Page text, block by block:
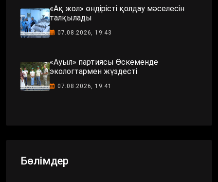
«Ақ жол» өндірісті қолдау мәселесін
талқылады
07.08.2026, 19:43
«Ауыл» партиясы Өскеменде
экологтармен жүздесті
07.08.2026, 19:41
Бөлімдер